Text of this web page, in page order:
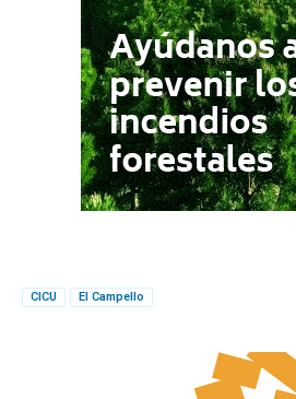
CICU
El Campello